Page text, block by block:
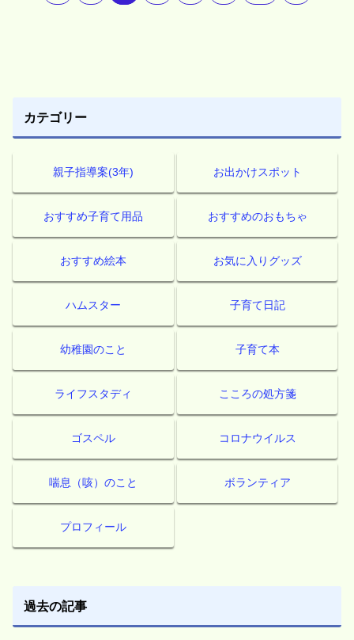
カテゴリー
親子指導案(3年) お出かけスポット
おすすめ子育て用品 おすすめのおもちゃ
おすすめ絵本 お気に入りグッズ
ハムスター 子育て日記
幼稚園のこと 子育て本
ライフスタディ こころの処方箋
ゴスペル コロナウイルス
喘息（咳）のこと ボランティア
プロフィール
過去の記事